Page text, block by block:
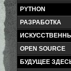
PYTHON
РАЗРАБОТКА
OPEN SOURCE
БУДУЩЕЕ